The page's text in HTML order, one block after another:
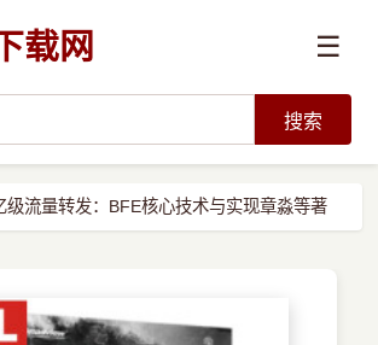
载网 ☰
搜索
级流量转发：BFE核心技术与实现章淼等著